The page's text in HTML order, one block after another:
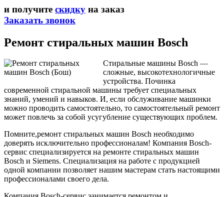
и получите скидку на заказ
Заказать звонок
Ремонт стиральных машин Bosch
Стиральные машины Bosch —
сложные, высокотехнологичные
устройства. Починка
современной стиральной машины требует специальных
знаний, умений и навыков. И, если обслуживание машинки
можно проводить самостоятельно, то самостоятельный ремонт
может повлечь за собой усугубление существующих проблем.
Помните,ремонт стиральных машин Bosch необходимо
доверять исключительно профессионалам! Компания Bosch-
сервис специализируется на ремонте стиральных машин
Bosch и Siemens. Специализация на работе с продукцией
одной компании позволяет нашим мастерам стать настоящими
профессионалами своего дела.